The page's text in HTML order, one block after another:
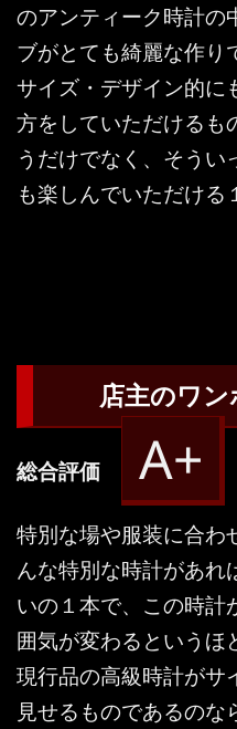
のアンティーク時計の
ブがとても綺麗な作り
サイズ・デザイン的に
方をしていただけるも
うだけでなく、そう
も楽しんでいただける
店主のワ
総合評価 A+
特別な場や服装に合わ
んな特別な時計があれ
いの１本で、この時計
囲気が変わるというほ
現行品の高級時計がサ
見せるものであるの